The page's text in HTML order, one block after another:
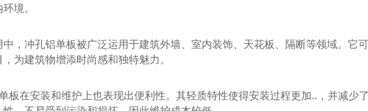
板 西安单曲铝单板
境。
中，冲孔铝单板被广泛运用于建筑外墙、室内装饰、天花板、隔断等领域。它
为建筑物增添时尚感和独特魅力。
板在安装和维护上也表现出便利性。其轻质特性使得安装过程更加..，并减少